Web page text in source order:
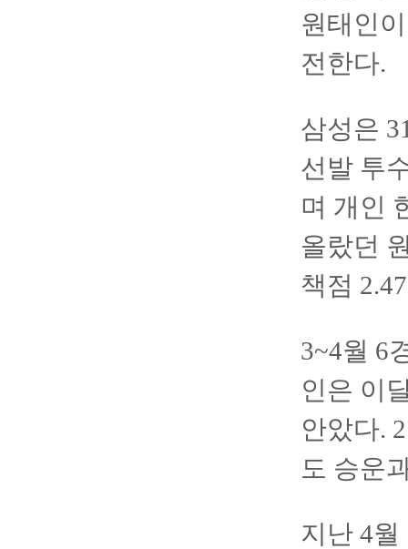
원태인
전한다.
삼성은
선발 투
며 개인
올랐던
책점
3~4월 6
인은 이
안았다.
도 승운
지난 4